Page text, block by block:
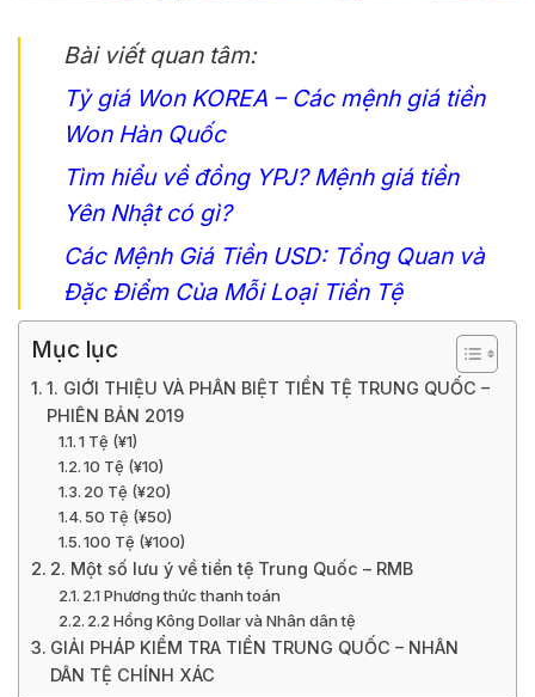
Bài viết quan tâm:
Tỷ giá Won KOREA – Các mệnh giá tiền
Won Hàn Quốc
Tìm hiểu về đồng YPJ? Mệnh giá tiền
Yên Nhật có gì?
Các Mệnh Giá Tiền USD: Tổng Quan và
Đặc Điểm Của Mỗi Loại Tiền Tệ
Mục lục
1. GIỚI THIỆU VÀ PHÂN BIỆT TIỀN TỆ TRUNG QUỐC –
PHIÊN BẢN 2019
1 Tệ (¥1)
10 Tệ (¥10)
20 Tệ (¥20)
50 Tệ (¥50)
100 Tệ (¥100)
2. Một số lưu ý về tiền tệ Trung Quốc – RMB
2.1 Phương thức thanh toán
2.2 Hồng Kông Dollar và Nhân dân tệ
GIẢI PHÁP KIỂM TRA TIỀN TRUNG QUỐC – NHÂN
DÂN TỆ CHÍNH XÁC